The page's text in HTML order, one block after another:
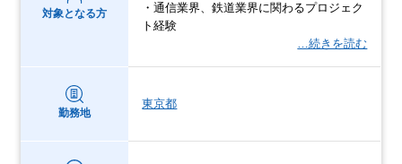
対象となる方
・通信業界、鉄道業界に関わるプロジェク
ト経験
…続きを読む
勤務地
東京都